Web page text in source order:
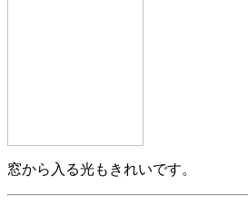
窓から入る光もきれいです。